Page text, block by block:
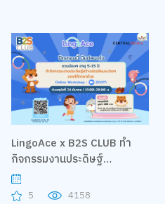
LingoAce x B2S CLUB ทำ
กิจกรรมงานประดิษฐ์
สร้างสรรค์แบบง่ายๆ แถมได้
เรียนภาษา
5 4158